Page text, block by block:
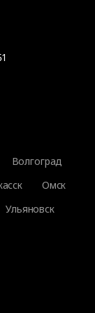
Волгоград
Омск
Ульяновск